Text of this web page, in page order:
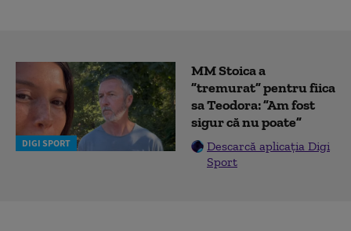
DIGI SPORT
MM Stoica a
”tremurat” pentru fiica
sa Teodora: ”Am fost
sigur că nu poate”
Descarcă aplicația Digi
Sport